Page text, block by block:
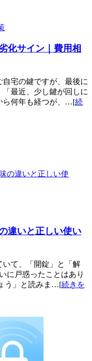
化サイン｜費用相
宅の鍵ですが、最後に
最近、少し鍵が回しに
ら何年も経つが、…[続
違いと正しい使い
て、「開錠」と「解
に戸惑ったことはあり
う」と読みま…[続きを